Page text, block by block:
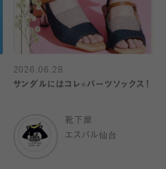
2026.06.28
サンダルにはコレ⭐️パーツソックス！
靴下屋
エスパル仙台